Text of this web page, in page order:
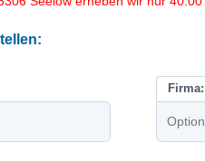
Firma: